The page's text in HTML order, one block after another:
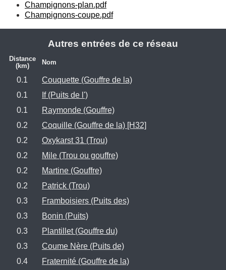
Champignons-plan.pdf
Champignons-coupe.pdf
Autres entrées de ce réseau
Distance
(km)
Nom
0.1
Couquette (Gouffre de la)
0.1
If (Puits de l')
0.1
Raymonde (Gouffre)
0.2
Coquille (Gouffre de la) [H32]
0.2
Oxykarst 31 (Trou)
0.2
Mile (Trou ou gouffre)
0.2
Martine (Gouffre)
0.2
Patrick (Trou)
0.3
Framboisiers (Puits des)
0.3
Bonin (Puits)
0.3
Plantillet (Gouffre du)
0.3
Coume Nère (Puits de)
0.4
Fraternité (Gouffre de la)